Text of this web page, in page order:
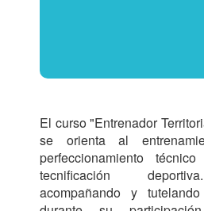
El curso "Entrenador
se orienta al
perfeccionamiento
tecnificación
acompañando y